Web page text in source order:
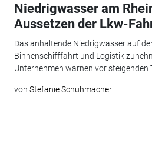
Niedrigwasser am
Aussetzen der Lkw-
Das anhaltende Niedrigwasser auf
Binnenschifffahrt und Logistik
Unternehmen warnen vor steigenden
von Stefanie Schuhmacher